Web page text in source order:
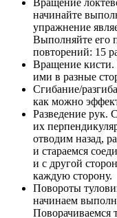
начинайте
упражнение
Выполняйте его
повторений: 15
Вращение кисти.
ими в разные
Сгибание/
как можно
Разведение рук.
их
отводим назад,
и стараемся
и с другой
каждую сторону.
Повороты
начинаем
Поворачиваемся